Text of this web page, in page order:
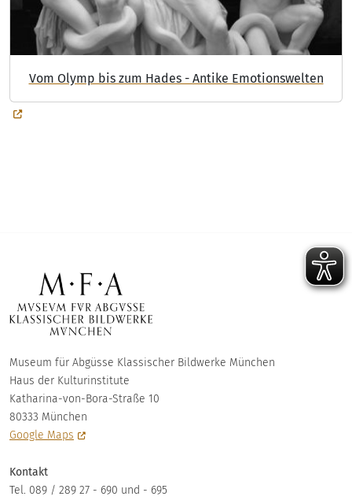
Vom Olymp bis zum Hades - Antike Emotionswelten
Museum für Abgüsse Klassischer Bildwerke München
Haus der Kulturinstitute
Katharina-von-Bora-Straße 10
80333 München
Google Maps
Kontakt
Tel. 089 / 289 27 - 690 und - 695